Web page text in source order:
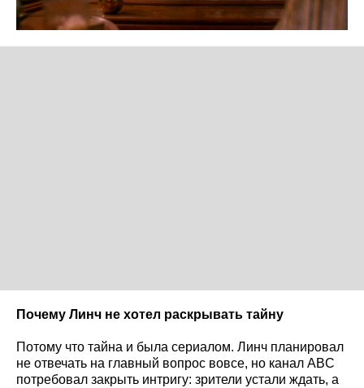
Почему Линч не хотел раскрывать тайну
Потому что тайна и была сериалом. Линч планировал
не отвечать на главный вопрос вовсе, но канал ABC
потребовал закрыть интригу: зрители устали ждать, а